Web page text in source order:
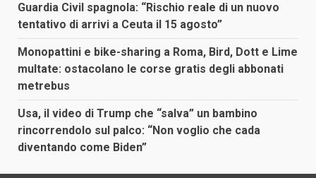
Guardia Civil spagnola: “Rischio reale di un nuovo
tentativo di arrivi a Ceuta il 15 agosto”
Monopattini e bike-sharing a Roma, Bird, Dott e Lime
multate: ostacolano le corse gratis degli abbonati
metrebus
Usa, il video di Trump che “salva” un bambino
rincorrendolo sul palco: “Non voglio che cada
diventando come Biden”